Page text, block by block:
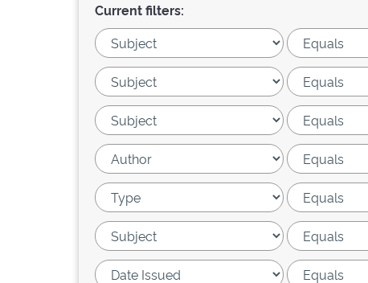
Current filters: